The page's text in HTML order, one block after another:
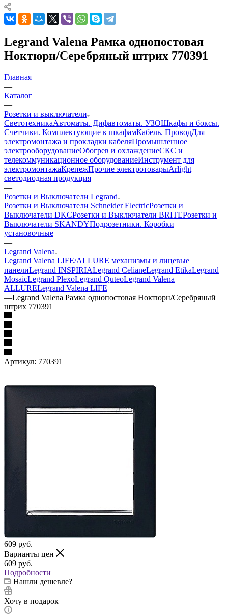
Legrand Valena Рамка однопостовая
Ноктюрн/Серебряный штрих 770391
Главная
—
Каталог
—
Розетки и выключатели
СветотехникаАвтоматы. Дифавтоматы. УЗОШкафы и боксы.
Счетчики. Комплектующие к шкафамКабель. ПроводДля
электромонтажа и прокладки кабеляПромышленное
электрооборудованиеОбогрев и охлаждениеСКС и
телекоммуникационное оборудованиеИнструмент для
электромонтажаКрепежПрочие электротоварыArlight
светодиодная продукция
—
Розетки и Выключатели Legrand
Розетки и Выключатели Schneider ElectricРозетки и
Выключатели DKCРозетки и Выключатели BRITEРозетки и
Выключатели SKANDYПодрозетники. Коробки
установочные
—
Legrand Valena
Legrand Valena LIFE/ALLURE механизмы и лицевые
панелиLegrand INSPIRIALegrand CelianeLegrand EtikaLegrand
MosaicLegrand PlexoLegrand QuteoLegrand Valena
ALLURELegrand Valena LIFE
—Legrand Valena Рамка однопостовая Ноктюрн/Серебряный
штрих 770391
Артикул: 770391
609 руб.
Варианты цен
609 руб.
Подробности
Нашли дешевле?
Хочу в подарок